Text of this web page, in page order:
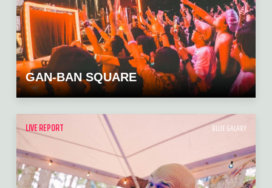
GAN-BAN SQUARE
LIVE REPORT BLUE GALAXY